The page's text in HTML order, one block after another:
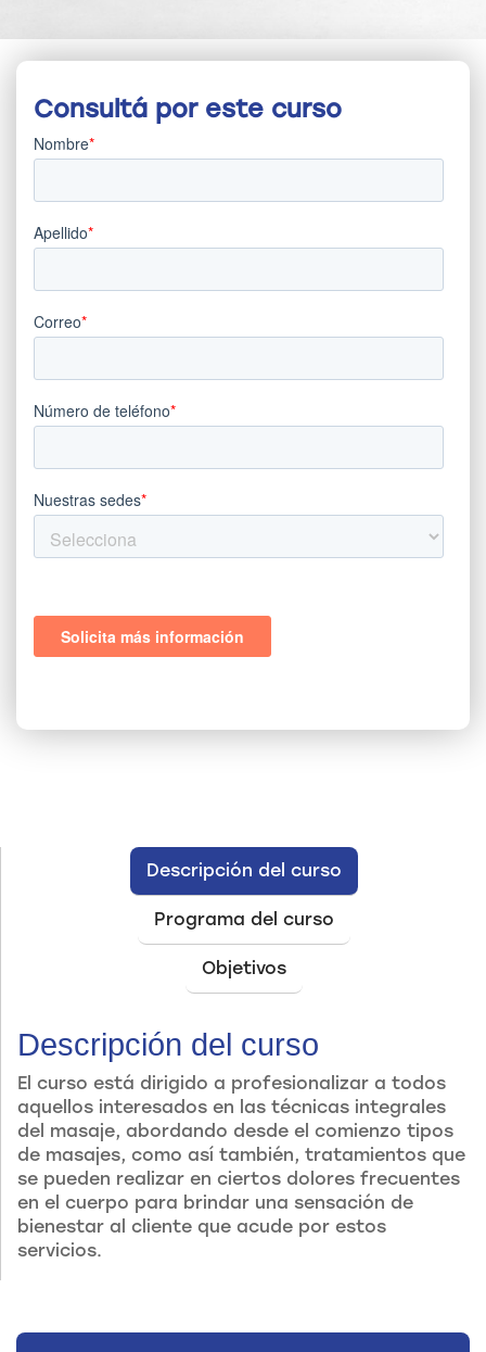
Consultá por este curso
Descripción del curso
Programa del curso
Objetivos
Descripción del curso
El curso está dirigido a profesionalizar a todos
aquellos interesados en las técnicas integrales
del masaje, abordando desde el comienzo tipos
de masajes, como así también, tratamientos que
se pueden realizar en ciertos dolores frecuentes
en el cuerpo para brindar una sensación de
bienestar al cliente que acude por estos
servicios.